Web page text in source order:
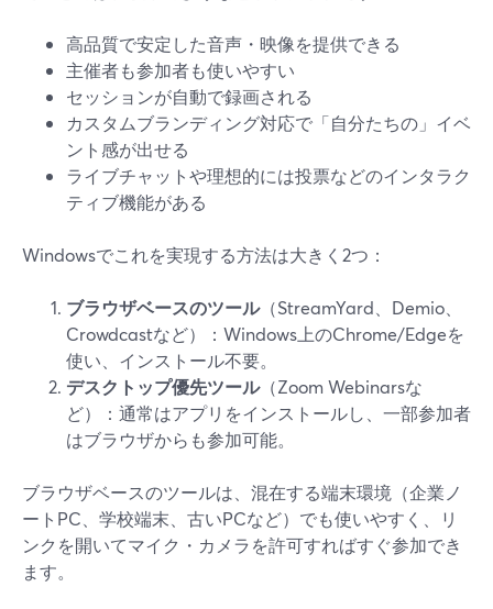
高品質で安定した音声・映像を提供できる
主催者も参加者も使いやすい
セッションが自動で録画される
カスタムブランディング対応で「自分たちの」イベ
ント感が出せる
ライブチャットや理想的には投票などのインタラク
ティブ機能がある
Windowsでこれを実現する方法は大きく2つ：
ブラウザベースのツール（StreamYard、Demio、
Crowdcastなど）：Windows上のChrome/Edgeを
使い、インストール不要。
デスクトップ優先ツール（Zoom Webinarsな
ど）：通常はアプリをインストールし、一部参加者
はブラウザからも参加可能。
ブラウザベースのツールは、混在する端末環境（企業ノ
ートPC、学校端末、古いPCなど）でも使いやすく、リ
ンクを開いてマイク・カメラを許可すればすぐ参加でき
ます。